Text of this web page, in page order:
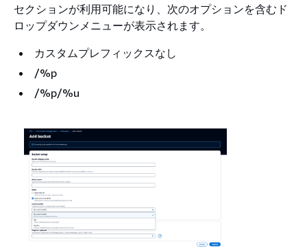
セクションが利用可能になり、次のオプションを含むド
ロップダウンメニューが表示されます。
カスタムプレフィックスなし
/%p
/%p/%u